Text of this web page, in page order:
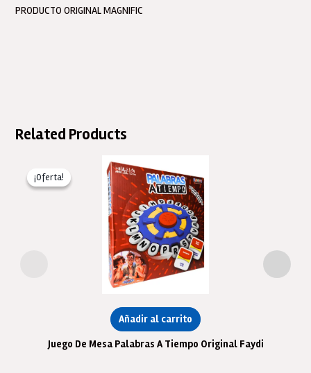
PRODUCTO ORIGINAL MAGNIFIC
Related Products
¡Oferta!
¡Oferta!
Añadir al carrito
Juego De Mesa Palabras A Tiempo Original Faydi